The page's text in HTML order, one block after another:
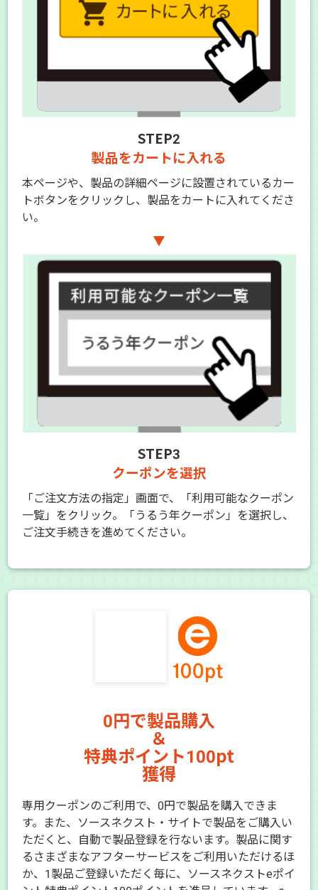
STEP2
製品をカートに入れる
本ページや、製品の詳細ページに設置されているカー
トボタンをクリックし、製品をカートに入れてくださ
い。
STEP3
クーポンを選択
「ご注文方法の指定」画面で、「利用可能なクーポン
一覧」をクリック。「うるう年クーポン」を選択し、
ご注文手続きを進めてください。
0円で製品購入
＆
特典ポイント100pt
獲得
専用クーポンのご利用で、0円で製品を購入できま
す。また、ソースネクスト・サイトで製品をご購入い
ただくと、自動で製品登録を行ないます。製品に関す
るさまざまなアフターサービスをご利用いただけるほ
か、1製品ご登録いただく毎に、ソースネクストeポイ